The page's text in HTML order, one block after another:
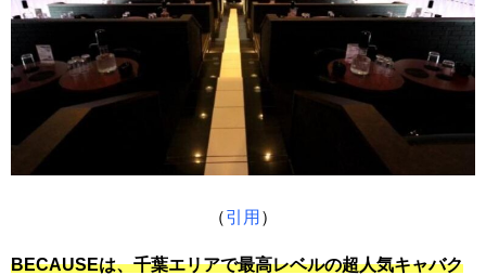
（引用 ）
BECAUSEは、千葉エリアで最高レベルの超人気キャバク